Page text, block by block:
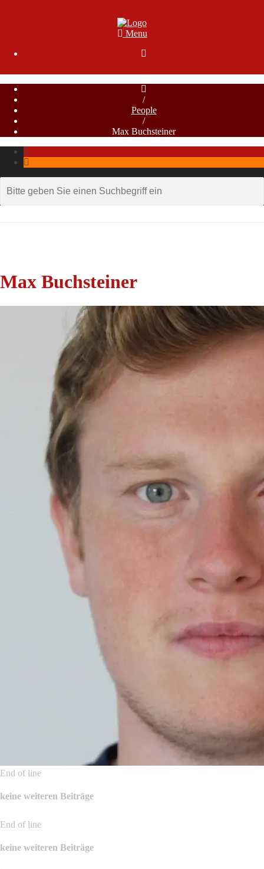
Menu

/
People
/
Max Buchsteiner
Max Buchsteiner
End of line
keine weiteren Beiträge
End of line
keine weiteren Beiträge